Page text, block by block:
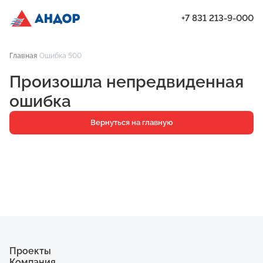
Проекты
Квартиры
Паркинг
Кладовые
+7 831 213-9-000
Главная Ошибка 500
Произошла непредвиденная
ошибка
Вернуться на главную
Проекты